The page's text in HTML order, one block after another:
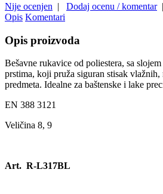
Nije ocenjen | Dodaj ocenu / komentar
Opis Komentari
Opis proizvoda
Bešavne rukavice od poliestera, sa
prstima, koji pruža siguran stisak
predmeta. Idealne za baštenske i lake
EN 388 3121
Veličina 8, 9
Art. R-L317BL